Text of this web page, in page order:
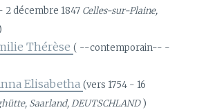
2 décembre 1847 Celles-sur-Plaine,
Thérèse( --contemporain-- -
Elisabetha(vers 1754 - 16
Saarland, DEUTSCHLAND)